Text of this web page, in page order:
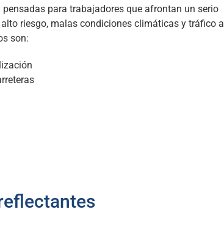
para trabajadores que afrontan un serio
riesgo, malas condiciones climáticas y tráfico a
son: